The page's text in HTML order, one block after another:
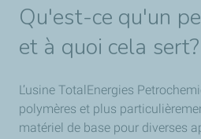
Qu'est-ce qu'un
et à quoi cela sert?
L’usine TotalEnergies
polymères et plus
matériel de base pour diverses